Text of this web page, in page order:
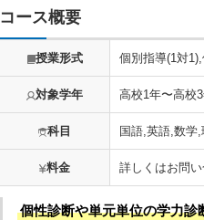
コース概要
授業形式 個別指導(1対
対象学年 高校1年〜高校
科目 国語,英語,数学
料金 詳しくはお問
個性診断や単元単位の学力